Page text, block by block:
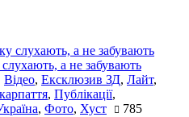
слухають, а не забувають
Відео, Ексклюзив ЗД, Лайт,
, Публікації,
, Фото, Хуст 785